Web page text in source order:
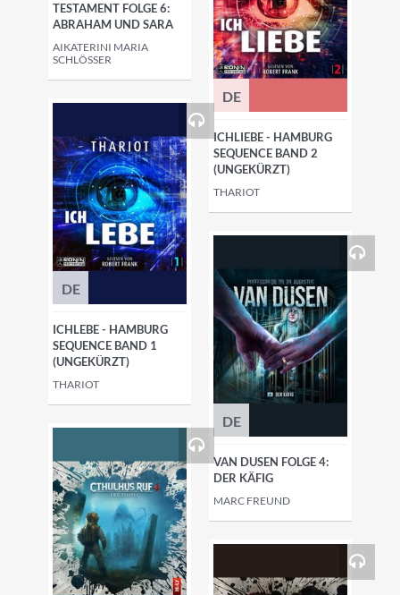
TESTAMENT FOLGE 6:
ABRAHAM UND SARA
AIKATERINI MARIA
SCHLÖSSER
DE
ICHLIEBE - HAMBURG
SEQUENCE BAND 2
(UNGEKÜRZT)
THARIOT
DE
ICHLEBE - HAMBURG
SEQUENCE BAND 1
(UNGEKÜRZT)
THARIOT
DE
VAN DUSEN FOLGE 4:
DER KÄFIG
MARC FREUND